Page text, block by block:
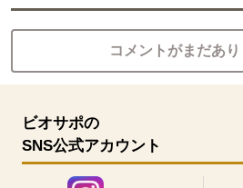
コメントがまだあり
ビオサポの
SNS公式アカウント